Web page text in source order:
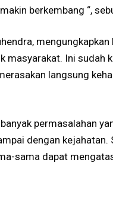
berkembang “,
masyarakat. Ini sudah
langsung
permasalahan
dengan kejahatan.
sama dapat